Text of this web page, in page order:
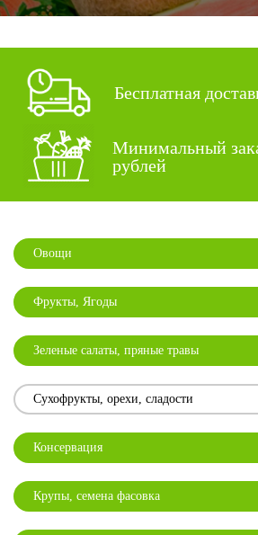
Бесплатная
Минимальный
рублей
Овощи
Фрукты, Ягоды
Зеленые салаты, пряные травы
Сухофрукты, орехи, сладости
Консервация
Крупы, семена фасовка